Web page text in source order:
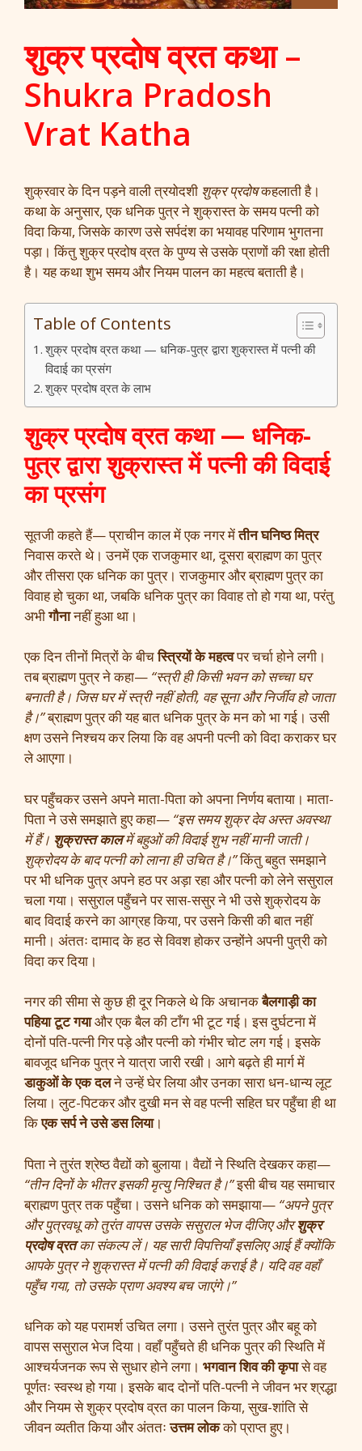
शुक्र प्रदोष व्रत कथा –
Shukra Pradosh
Vrat Katha
शुक्रवार के दिन पड़ने वाली त्रयोदशी शुक्र प्रदोषकहलाती है।
कथा के अनुसार, एक धनिक पुत्र ने शुक्रास्त के समय पत्नी को
विदा किया, जिसके कारण उसे सर्पदंश का भयावह परिणाम भुगतना
पड़ा। किंतु शुक्र प्रदोष व्रत के पुण्य से उसके प्राणों की रक्षा होती
है। यह कथा शुभ समय और नियम पालन का महत्व बताती है।
Table of Contents
शुक्र प्रदोष व्रत कथा — धनिक-पुत्र द्वारा शुक्रास्त में पत्नी की
विदाई का प्रसंग
शुक्र प्रदोष व्रत के लाभ
शुक्र प्रदोष व्रत कथा — धनिक-
पुत्र द्वारा शुक्रास्त में पत्नी की विदाई
का प्रसंग
सूतजी कहते हैं— प्राचीन काल में एक नगर मेंतीन घनिष्ठ मित्र
निवास करते थे। उनमें एक राजकुमार था, दूसरा ब्राह्मण का पुत्र
और तीसरा एक धनिक का पुत्र। राजकुमार और ब्राह्मण पुत्र का
विवाह हो चुका था, जबकि धनिक पुत्र का विवाह तो हो गया था, परंतु
अभीगौनानहीं हुआ था।
एक दिन तीनों मित्रों के बीचस्त्रियों के महत्वपर चर्चा होने लगी।
तब ब्राह्मण पुत्र ने कहा— “स्त्री ही किसी भवन को सच्चा घर
बनाती है। जिस घर में स्त्री नहीं होती, वह सूना और निर्जीव हो जाता
है।”ब्राह्मण पुत्र की यह बात धनिक पुत्र के मन को भा गई। उसी
क्षण उसने निश्चय कर लिया कि वह अपनी पत्नी को विदा कराकर घर
ले आएगा।
घर पहुँचकर उसने अपने माता-पिता को अपना निर्णय बताया। माता-
पिता ने उसे समझाते हुए कहा— “इस समय शुक्र देव अस्त अवस्था
में हैं। शुक्रास्त कालमें बहुओं की विदाई शुभ नहीं मानी जाती।
शुक्रोदय के बाद पत्नी को लाना ही उचित है।”किंतु बहुत समझाने
पर भी धनिक पुत्र अपने हठ पर अड़ा रहा और पत्नी को लेने ससुराल
चला गया। ससुराल पहुँचने पर सास-ससुर ने भी उसे शुक्रोदय के
बाद विदाई करने का आग्रह किया, पर उसने किसी की बात नहीं
मानी। अंततः दामाद के हठ से विवश होकर उन्होंने अपनी पुत्री को
विदा कर दिया।
नगर की सीमा से कुछ ही दूर निकले थे कि अचानकबैलगाड़ी का
पहिया टूट गयाऔर एक बैल की टाँग भी टूट गई। इस दुर्घटना में
दोनों पति-पत्नी गिर पड़े और पत्नी को गंभीर चोट लग गई। इसके
बावजूद धनिक पुत्र ने यात्रा जारी रखी। आगे बढ़ते ही मार्ग में
डाकुओं के एक दलने उन्हें घेर लिया और उनका सारा धन-धान्य लूट
लिया। लुट-पिटकर और दुखी मन से वह पत्नी सहित घर पहुँचा ही था
किएक सर्प ने उसे डस लिया।
पिता ने तुरंत श्रेष्ठ वैद्यों को बुलाया। वैद्यों ने स्थिति देखकर कहा—
“तीन दिनों के भीतर इसकी मृत्यु निश्चित है।”इसी बीच यह समाचार
ब्राह्मण पुत्र तक पहुँचा। उसने धनिक को समझाया— “अपने पुत्र
और पुत्रवधू को तुरंत वापस उसके ससुराल भेज दीजिए औरशुक्र
प्रदोष व्रतका संकल्प लें। यह सारी विपत्तियाँ इसलिए आई हैं क्योंकि
आपके पुत्र ने शुक्रास्त में पत्नी की विदाई कराई है। यदि वह वहाँ
पहुँच गया, तो उसके प्राण अवश्य बच जाएंगे।”
धनिक को यह परामर्श उचित लगा। उसने तुरंत पुत्र और बहू को
वापस ससुराल भेज दिया। वहाँ पहुँचते ही धनिक पुत्र की स्थिति में
आश्चर्यजनक रूप से सुधार होने लगा। भगवान शिव की कृपासे वह
पूर्णतः स्वस्थ हो गया। इसके बाद दोनों पति-पत्नी ने जीवन भर श्रद्धा
और नियम से शुक्र प्रदोष व्रत का पालन किया, सुख-शांति से
जीवन व्यतीत किया और अंततःउत्तम लोकको प्राप्त हुए।